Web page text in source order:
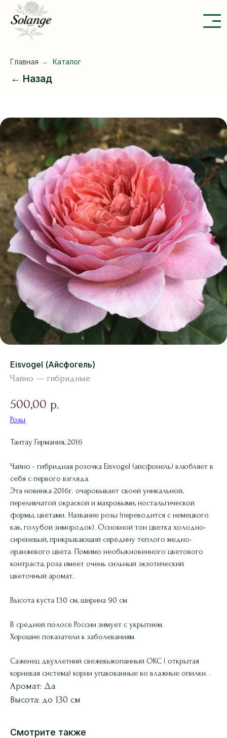
Главная → Каталог
← Назад
Eisvogel (Айсфогель)
Чайно — гибридные
500,00 р.
Розы
Тантау Германия, 2016
Чайно - гибридная розочка Eisvogel (айсфонель) влюбляет в
себя с первого взгляда.
Эта новинка 2016г. очаровывает своей уникальной,
переливчатой окраской и махровыми, ностальгической
формы, цветами. Название розы (переводится с немецкого
как, голубой зимородок). Основной тон цветка холодно-
сиреневый, прикрывающий середину теплого медно-
оранжевого цвета. Помимо необыкновенного цветового
контраста, роза имеет очень сильный экзотический
цветочный аромат.
Высота куста 130 см, ширина 90 см
В средней полосе России зимует с укрытием.
Хорошие показатели к заболеваниям.
Саженец двухлетний свежевыкопанный ОКС ( открытая
корневая система) корни упакованные во влажные опилки. .
Аромат: Да
Высота: до 130 см
Смотрите также